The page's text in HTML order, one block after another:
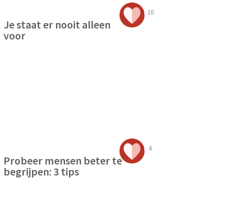
10
Je staat er nooit alleen
voor
6
Probeer mensen beter te
begrijpen: 3 tips